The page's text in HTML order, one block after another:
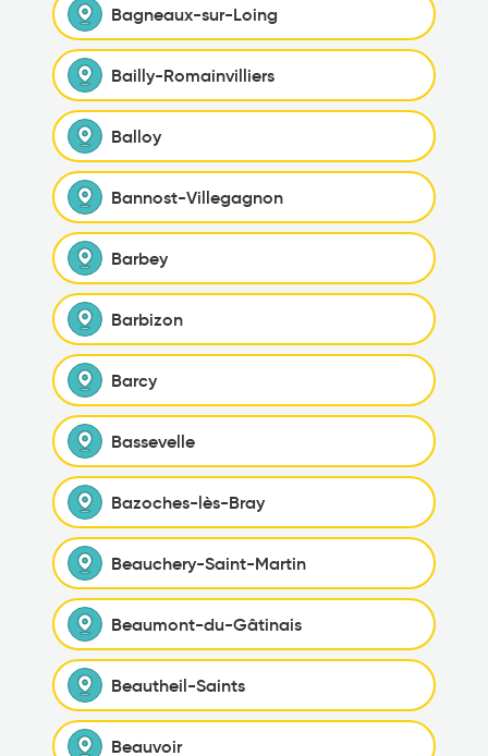
Bagneaux-sur-Loing
Bailly-Romainvilliers
Balloy
Bannost-Villegagnon
Barbey
Barbizon
Barcy
Bassevelle
Bazoches-lès-Bray
Beauchery-Saint-Martin
Beaumont-du-Gâtinais
Beautheil-Saints
Beauvoir